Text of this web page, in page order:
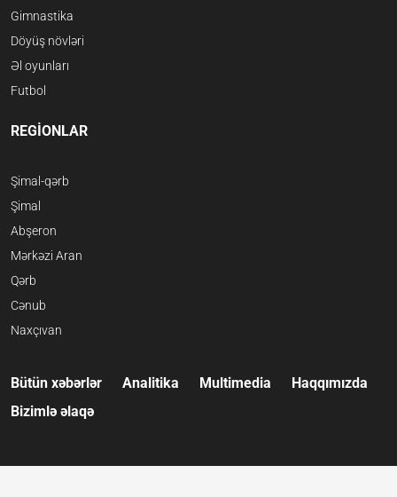
Gimnastika
Döyüş növləri
Əl oyunları
Futbol
REGİONLAR
Şimal-qərb
Şimal
Abşeron
Mərkəzi Aran
Qərb
Cənub
Naxçıvan
Bütün xəbərlər Analitika Multimedia
Haqqımızda
Bizimlə əlaqə